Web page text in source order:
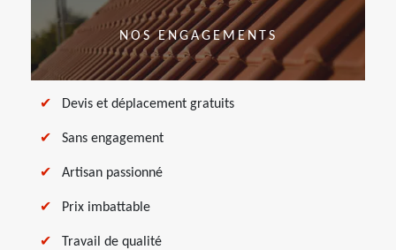
NOS ENGAGEMENTS
Devis et déplacement gratuits
Sans engagement
Artisan passionné
Prix imbattable
Travail de qualité